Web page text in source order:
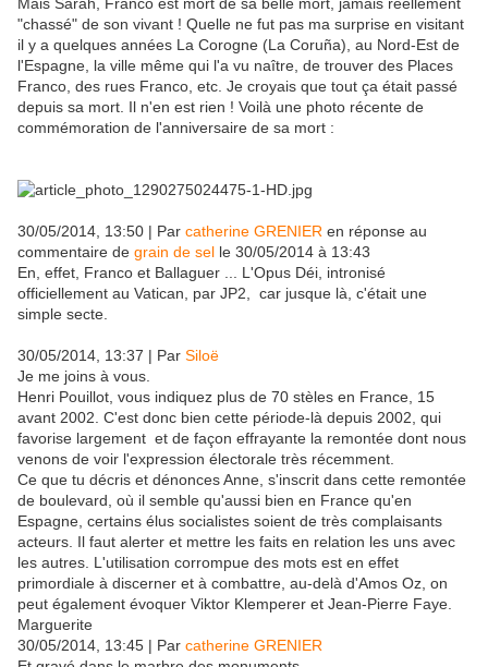
"chassé" de son vivant ! Quelle ne fut pas ma surprise en visitant
il y a quelques années La Corogne (La Coruña), au Nord-Est de
l'Espagne, la ville même qui l'a vu naître, de trouver des Places
Franco, des rues Franco, etc. Je croyais que tout ça était passé
depuis sa mort. Il n'en est rien ! Voilà une photo récente de
commémoration de l'anniversaire de sa mort :
30/05/2014, 13:50 | Par catherine GRENIER en réponse au
commentaire de grain de sel le 30/05/2014 à 13:43
En, effet, Franco et Ballaguer ... L'Opus Déi, intronisé
officiellement au Vatican, par JP2, car jusque là, c'était une
simple secte.
30/05/2014, 13:37 | Par Siloë
Je me joins à vous.
Henri Pouillot, vous indiquez plus de 70 stèles en France, 15
avant 2002. C'est donc bien cette période-là depuis 2002, qui
favorise largement et de façon effrayante la remontée dont nous
venons de voir l'expression électorale très récemment.
Ce que tu décris et dénonces Anne, s'inscrit dans cette remontée
de boulevard, où il semble qu'aussi bien en France qu'en
Espagne, certains élus socialistes soient de très complaisants
acteurs. Il faut alerter et mettre les faits en relation les uns avec
les autres. L'utilisation corrompue des mots est en effet
primordiale à discerner et à combattre, au-delà d'Amos Oz, on
peut également évoquer Viktor Klemperer et Jean-Pierre Faye.
Marguerite
30/05/2014, 13:45 | Par catherine GRENIER